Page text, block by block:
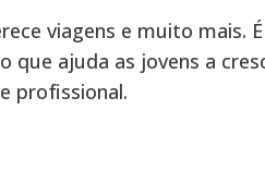
viagens e muito mais.
que ajuda as jovens a
profissional.